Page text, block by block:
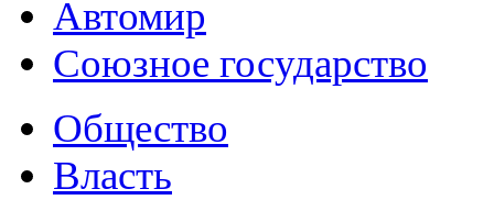
Автомир
Союзное государство
Общество
Власть